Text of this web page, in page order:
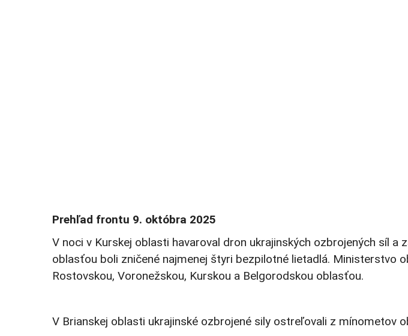
Prehľad frontu 9. októbra 2025
V noci v Kurskej oblasti havaroval dron ukrajinských ozbrojených síl
oblasťou boli zničené najmenej štyri bezpilotné lietadlá. Ministerstvo
Rostovskou, Voronežskou, Kurskou a Belgorodskou oblasťou.
V Brianskej oblasti ukrajinské ozbrojené sily ostreľovali z mínometov